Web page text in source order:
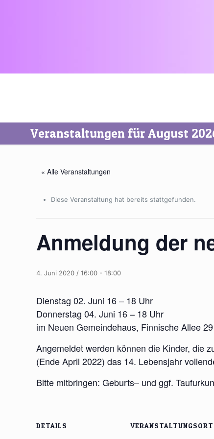
Veranstaltungen für August
« Alle Veranstaltungen
Diese Veranstaltung hat bereits stattgefunden.
Anmeldung der
4. Juni 2020 / 16:00 -18:00
Dienstag 02. Juni 16 – 18 Uhr
Donnerstag 04. Juni 16 – 18 Uhr
im Neuen Gemeindehaus, Finnische Allee 29
Angemeldet werden können die Kinder, die
(Ende April 2022) das 14. Lebensjahr
Bitte mitbringen: Geburts– und ggf.
DETAILS VERANSTALTUNGSORT